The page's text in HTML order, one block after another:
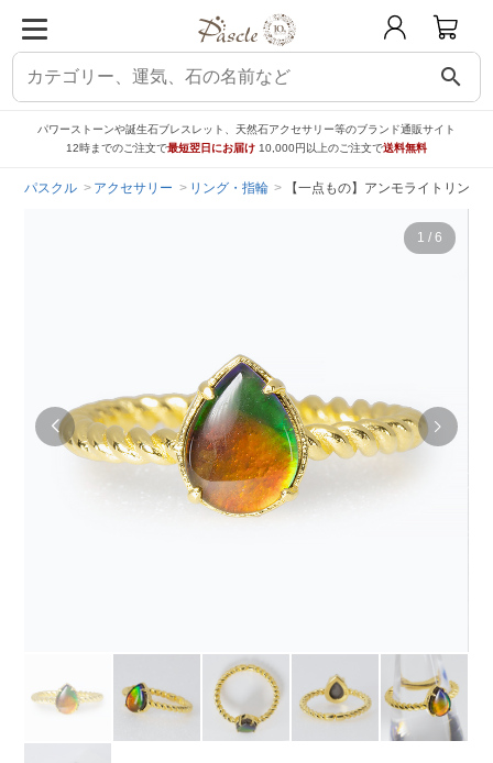
search
パワーストーンや誕生石ブレスレット、天然石アクセサリー等のブランド通販サイト
12時までのご注文で最短翌日にお届け 10,000円以上のご注文で送料無料
パスクル アクセサリー リング・指輪 【一点もの】アンモライトリング
1 / 6